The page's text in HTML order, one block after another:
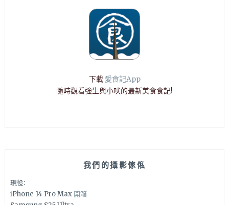
下載 愛食記App
隨時觀看強生與小吠的最新美食食記!
我們的攝影傢俬
現役:
iPhone 14 Pro Max 開箱